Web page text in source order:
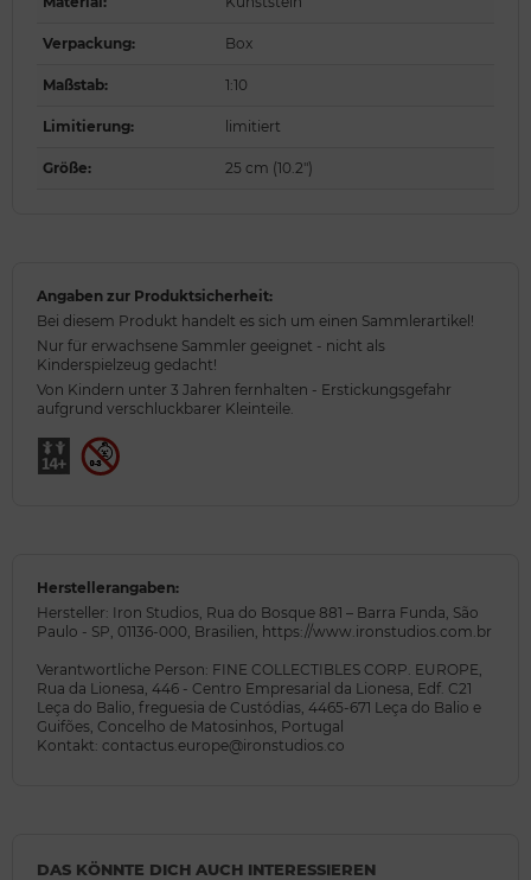
Verpackung: Box
Maßstab: 1:10
Limitierung: limitiert
Größe: 25 cm (10.2")
Angaben zur Produktsicherheit:
Bei diesem Produkt handelt es sich um einen Sammlerartikel!
Nur für erwachsene Sammler geeignet - nicht als
Kinderspielzeug gedacht!
Von Kindern unter 3 Jahren fernhalten - Erstickungsgefahr
aufgrund verschluckbarer Kleinteile.
Herstellerangaben:
Hersteller: Iron Studios, Rua do Bosque 881 – Barra Funda, São
Paulo - SP, 01136-000, Brasilien, https://www.ironstudios.com.br
Verantwortliche Person: FINE COLLECTIBLES CORP. EUROPE,
Rua da Lionesa, 446 - Centro Empresarial da Lionesa, Edf. C21
Leça do Balio, freguesia de Custódias, 4465-671 Leça do Balio e
Guifões, Concelho de Matosinhos, Portugal
Kontakt: contactus.europe@ironstudios.co
DAS KÖNNTE DICH AUCH INTERESSIEREN